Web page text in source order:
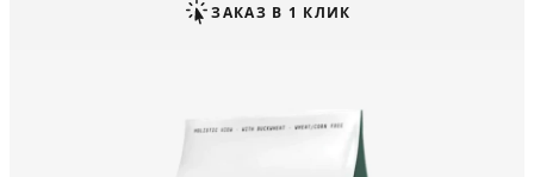
ЗАКАЗ В 1 КЛИК